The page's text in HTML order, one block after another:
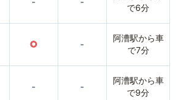
で6分
○ -
阿漕駅から車
で7分
- -
阿漕駅から車
で9分